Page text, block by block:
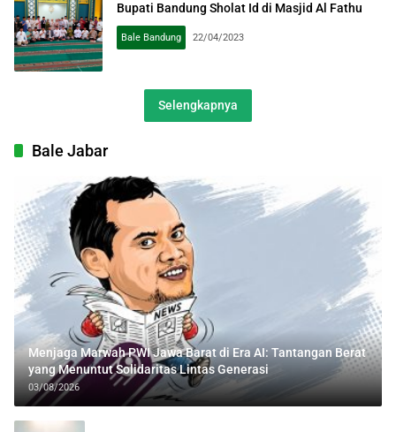
Bupati Bandung Sholat Id di Masjid Al Fathu
Bale Bandung 22/04/2023
Selengkapnya
Bale Jabar
Menjaga Marwah PWI Jawa Barat di Era AI: Tantangan Berat
yang Menuntut Solidaritas Lintas Generasi
03/08/2026